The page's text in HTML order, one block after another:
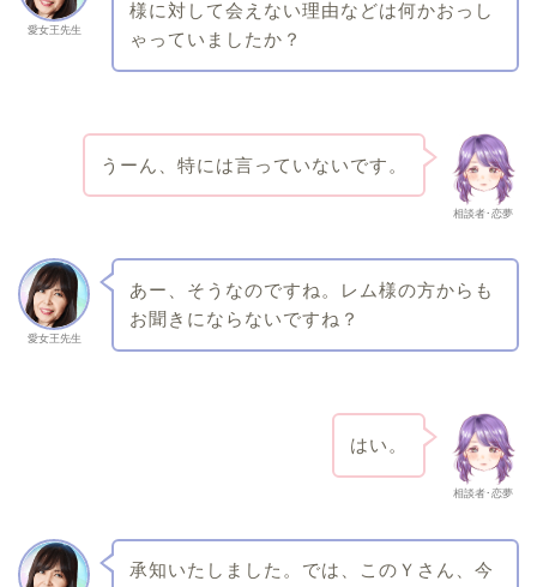
愛女王先生
様に対して会えない理由などは何かおっし
ゃっていましたか？
相談者･恋夢
うーん、特には言っていないです。
愛女王先生
あー、そうなのですね。レム様の方からも
お聞きにならないですね？
相談者･恋夢
はい。
承知いたしました。では、このＹさん、今